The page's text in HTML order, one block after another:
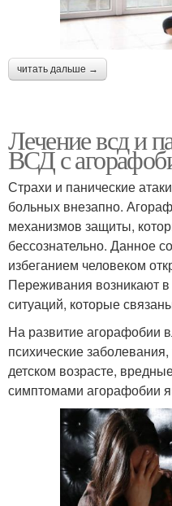
читать дальше →
Лечение всд и
ВСД с
Страхи и панические
больных внезапно.
механизмов защиты,
бессознательно. Данное
избеганием человеком
Переживания возникают
ситуаций, которые
На развитие агорафобии
психические
детском возрасте,
симптомами агорафобии